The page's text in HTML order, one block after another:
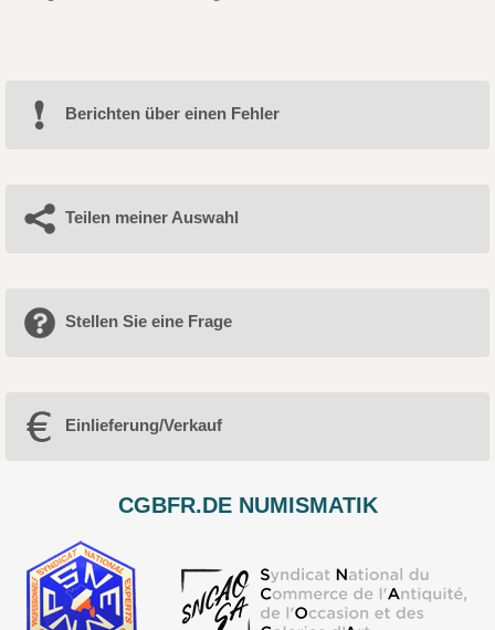
Berichten über einen Fehler
Teilen meiner Auswahl
Stellen Sie eine Frage
Einlieferung/Verkauf
CGBFR.DE NUMISMATIK